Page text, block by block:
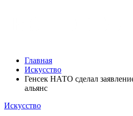
Главная
Искусство
Генсек НАТО сделал
альянс
Искусство